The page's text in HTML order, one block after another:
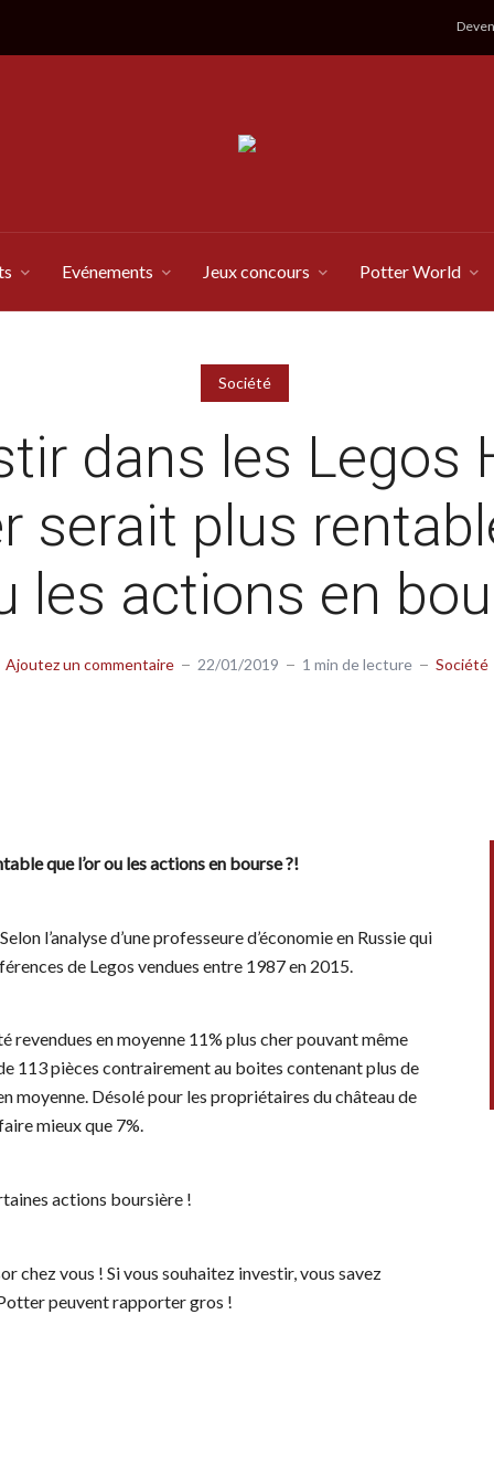
Evénements Jeux concours Potter World
Société
dans les Legos
serait plus
les actions en
Ajoutez un commentaire 22/01/2019 1 min de lecture Société
que l’or ou les actions en bourse ?!
. Selon l’analyse d’une professeure d’économie en Russie qui
de Legos vendues entre 1987 en 2015.
en moyenne 11% plus cher pouvant même
113 pièces contrairement au boites contenant plus de
moyenne. Désolé pour les propriétaires du château de
mieux que 7%.
actions boursière !
chez vous ! Si vous souhaitez investir, vous savez
peuvent rapporter gros !